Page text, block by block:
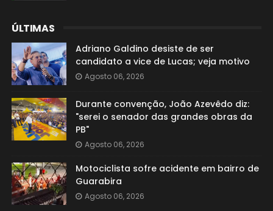
ÚLTIMAS
Adriano Galdino desiste de ser
candidato a vice de Lucas; veja motivo
Agosto 06, 2026
Durante convenção, João Azevêdo diz:
"serei o senador das grandes obras da
PB"
Agosto 06, 2026
Motociclista sofre acidente em bairro de
Guarabira
Agosto 06, 2026